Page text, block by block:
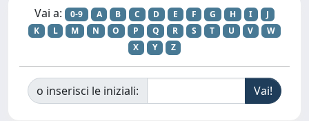
Vai a: 0-9 A B C D E F G H I
J
K
L M N O P Q R S T U V
W
X
Y Z
o inserisci le iniziali: